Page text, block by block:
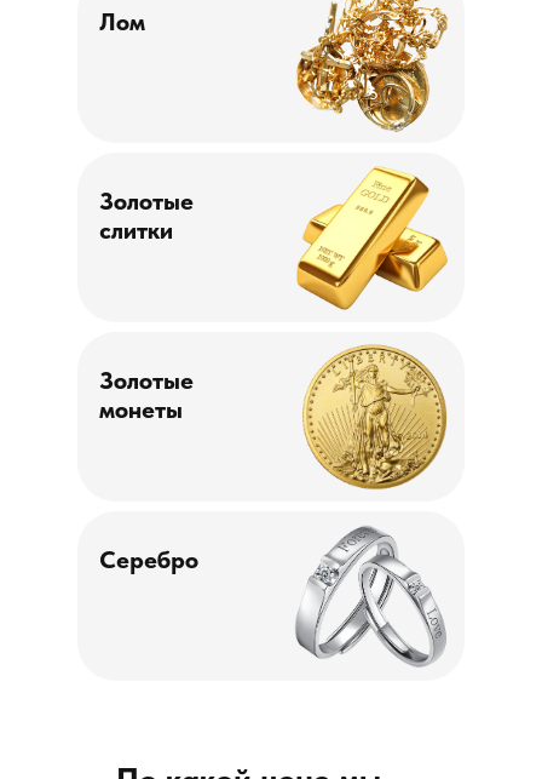
Лом
Золотые
монеты
Золотые
слитки
Серебро